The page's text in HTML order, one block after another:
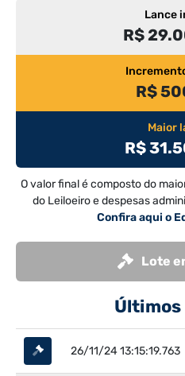
Lance
R$
R$
Maior
R$
O valor final é composto do
do Leiloeiro e despesas
Confira aqui o
Lote
Últimos
26/11/24 13:15:19.763